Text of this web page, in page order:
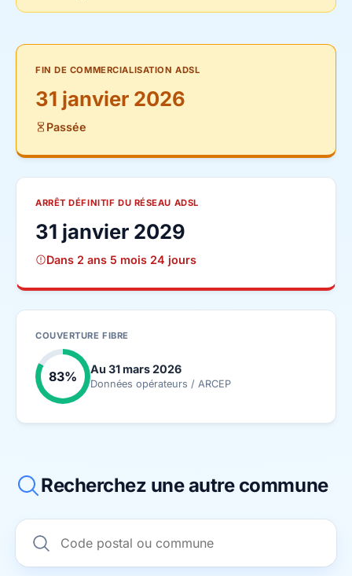
FIN DE COMMERCIALISATION ADSL
31 janvier 2026
Passée
ARRÊT DÉFINITIF DU RÉSEAU ADSL
31 janvier 2029
Dans 2 ans 5 mois 24 jours
COUVERTURE FIBRE
83% Au 31 mars 2026
Données opérateurs / ARCEP
Recherchez une autre commune